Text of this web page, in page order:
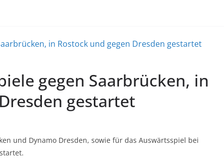
gegen Saarbrücken, in
gestartet
und Dynamo Dresden, sowie für das Auswärtsspiel bei